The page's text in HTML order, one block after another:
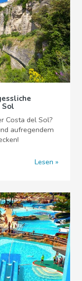
Sol
Costa del Sol?
aufregendem
Lesen